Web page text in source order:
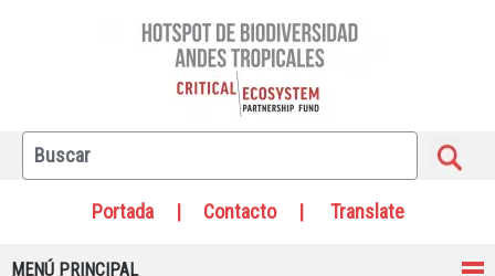
Portada| Contacto| Translate
MENÚ PRINCIPAL